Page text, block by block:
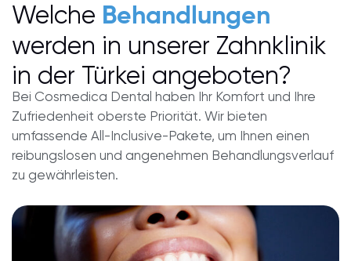
Welche Behandlungen
werden in unserer Zahnklinik
in der Türkei angeboten?
Bei Cosmedica Dental haben Ihr Komfort und Ihre
Zufriedenheit oberste Priorität. Wir bieten
umfassende All-Inclusive-Pakete, um Ihnen einen
reibungslosen und angenehmen Behandlungsverlauf
zu gewährleisten.